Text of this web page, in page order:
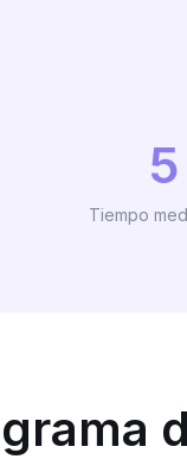
Tiempo